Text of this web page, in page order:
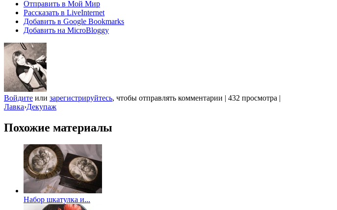
Отправить в Мой Мир
Рассказать в LiveInternet
Добавить в Google Bookmarks
Добавить на MicroBloggy
Войдите или зарегистрируйтесь, чтобы отправлять комментарии | 432 просмотра |
Лавка›Декупаж
Похожие материалы
Набор шкатулка и...